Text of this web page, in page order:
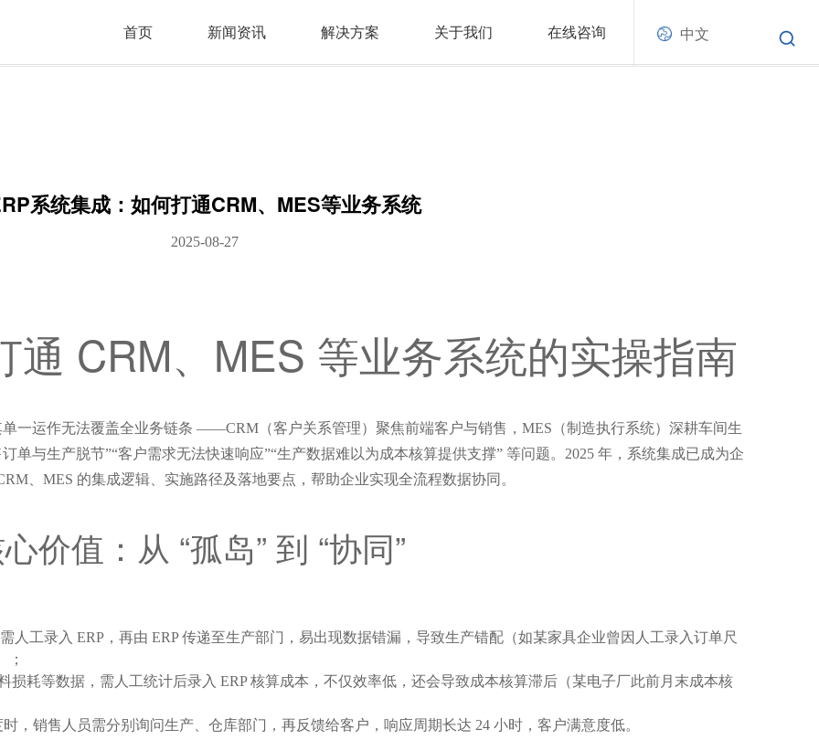
首页 新闻资讯 解决方案 关于我们 在线咨询 中文
系统集成：如何打通CRM、MES等业务系统
2025-08-27
通 CRM、MES 等业务系统的实操指南
一运作无法覆盖全业务链条 ——CRM（客户关系管理）聚焦前端客户与销售，MES（制造执行系统）深耕车间生
单与生产脱节”“客户需求无法快速响应”“生产数据难以为成本核算提供支撑” 等问题。2025 年，系统集成已成为企
、MES 的集成逻辑、实施路径及落地要点，帮助企业实现全流程数据协同。
价值：从 “孤岛” 到 “协同”
人工录入 ERP，再由 ERP 传递至生产部门，易出现数据错漏，导致生产错配（如某家具企业曾因人工录入订单尺
；
损耗等数据，需人工统计后录入 ERP 核算成本，不仅效率低，还会导致成本核算滞后（某电子厂此前月末成本核
，销售人员需分别询问生产、仓库部门，再反馈给客户，响应周期长达 24 小时，客户满意度低。